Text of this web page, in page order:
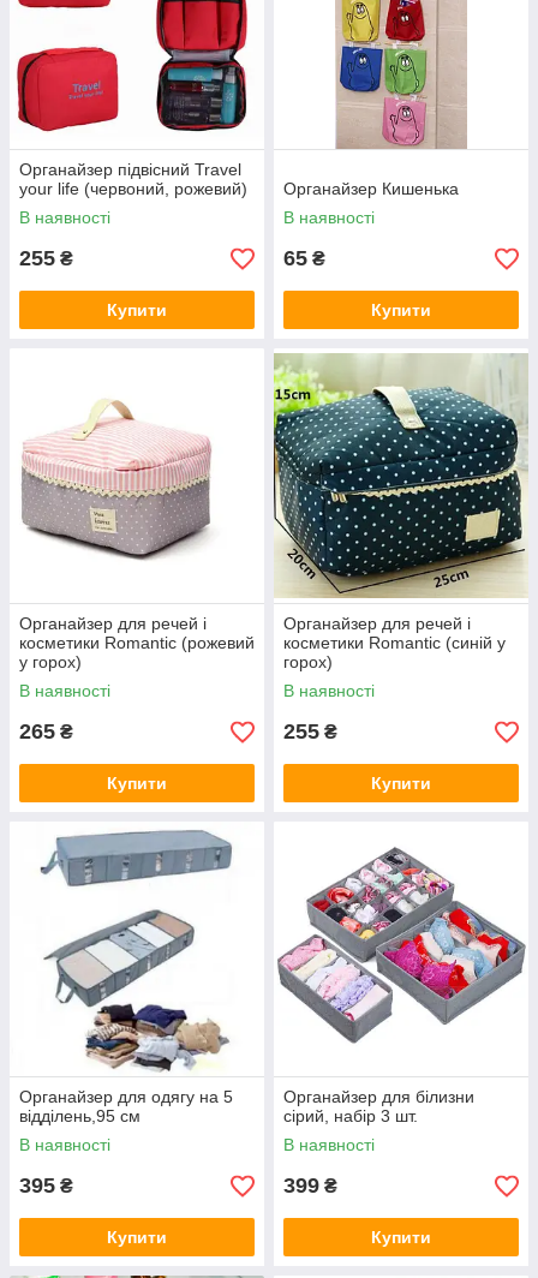
Органайзер підвісний Travel
your life (червоний, рожевий)
В наявності
255 ₴
Купити
Органайзер Кишенька
В наявності
65 ₴
Купити
Органайзер для речей і
косметики Romantic (рожевий
у горох)
В наявності
265 ₴
Купити
Органайзер для речей і
косметики Romantic (синій у
горох)
В наявності
255 ₴
Купити
Органайзер для одягу на 5
відділень,95 см
В наявності
395 ₴
Купити
Органайзер для білизни
сірий, набір 3 шт.
В наявності
399 ₴
Купити